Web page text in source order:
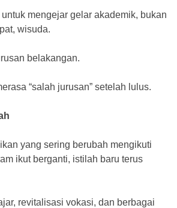
mengejar gelar akademik, bukan
wisuda.
belakangan.
“salah jurusan” setelah lulus.
yang sering berubah mengikuti
ikut berganti, istilah baru terus
revitalisasi vokasi, dan berbagai